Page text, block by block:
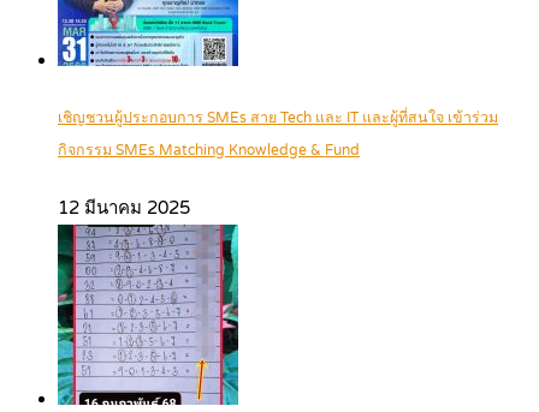
เชิญชวนผู้ประกอบการ SMEs สาย Tech และ IT และผู้ที่สนใจ เข้าร่วม
กิจกรรม SMEs Matching Knowledge & Fund
12 มีนาคม 2025